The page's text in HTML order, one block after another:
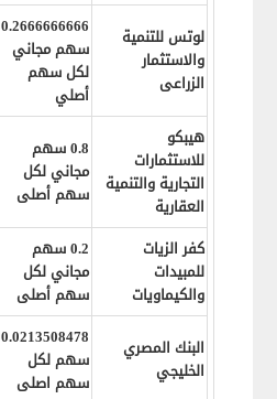
لوتس للتنمية
والاستثمار
الزراعى
0.2666666666
سهم مجاني
لكل سهم
أصلي
هيبكو
للاستثمارات
التجارية والتنمية
العقارية
0.8 سهم
مجاني لكل
سهم أصلى
كفر الزيات
للمبيدات
والكيماويات
0.2 سهم
مجاني لكل
سهم أصلى
البنك المصري
الخليجي
0.0213508478
سهم لكل
سهم اصلى